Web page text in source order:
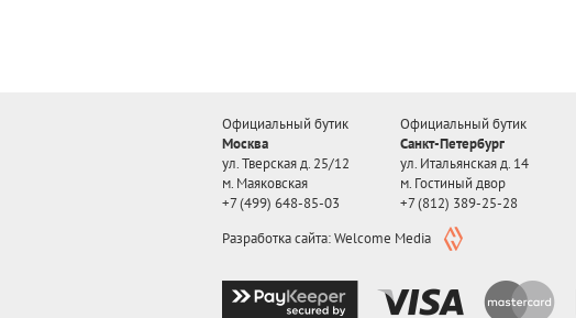
Официальный бутик
Москва
ул. Тверская д. 25/12
м. Маяковская
+7 (499) 648-85-03
Официальный бутик
Санкт-Петербург
ул. Итальянская д. 14
м. Гостиный двор
+7 (812) 389-25-28
Разработка сайта: Welcome Media